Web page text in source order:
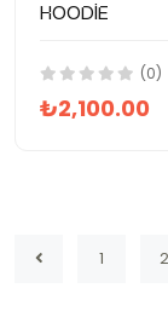
Hoodie
(0)
₺2,100.00
1 2